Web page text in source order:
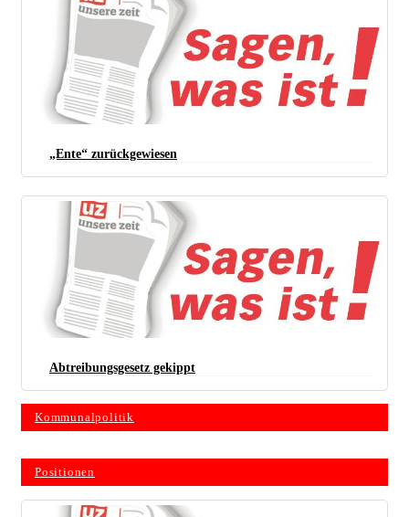
„Ente“ zurückgewiesen
Abtreibungsgesetz gekippt
Kommunalpolitik
Positionen